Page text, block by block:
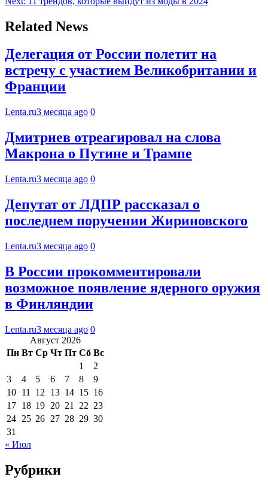
Related News
Делегация от России полетит на
встречу с участием Великобритании и
Франции
Lenta.ru3 месяца ago 0
Дмитриев отреагировал на слова
Макрона о Путине и Трампе
Lenta.ru3 месяца ago 0
Депутат от ЛДПР рассказал о
последнем поручении Жириновского
Lenta.ru3 месяца ago 0
В России прокомментировали
возможное появление ядерного оружия
в Финляндии
Lenta.ru3 месяца ago 0
Август 2026
Пн Вт Ср Чт Пт Сб Вс
1
2
3
4 5 6 7 8
9
10 11 12 13 14 15 16
17 18 19 20 21 22 23
24 25 26 27 28 29 30
31
« Июл
Рубрики